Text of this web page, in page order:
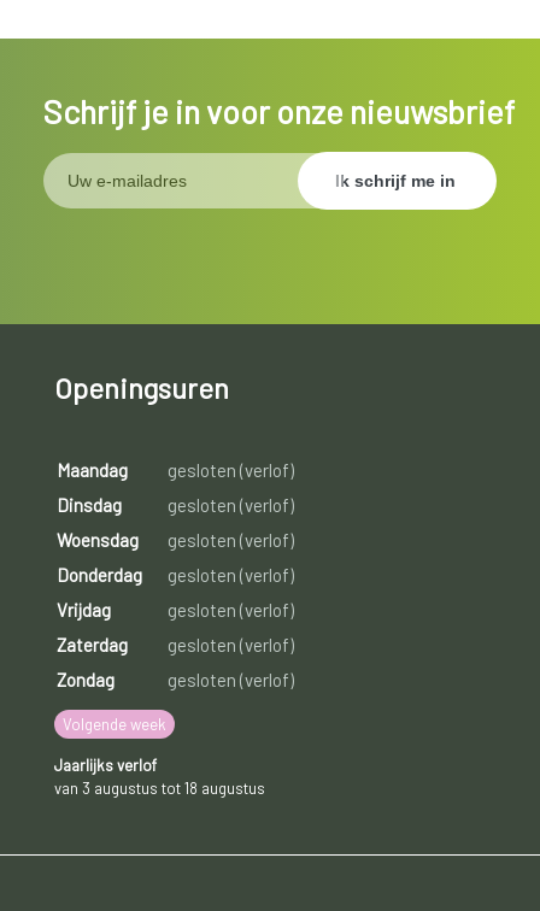
Schrijf je in voor onze nieuwsbrief
Openingsuren
Maandag
gesloten (verlof)
Dinsdag
gesloten (verlof)
Woensdag
gesloten (verlof)
Donderdag
gesloten (verlof)
Vrijdag
gesloten (verlof)
Zaterdag
gesloten (verlof)
Zondag
gesloten (verlof)
Volgende week
Jaarlijks verlof
van 3 augustus tot 18 augustus